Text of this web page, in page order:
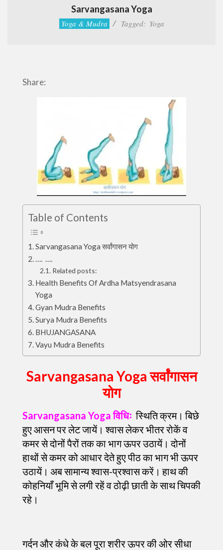
Sarvangasana Yoga
Yoga & Mudra Tagged: Yoga
Share:
Table of Contents
Sarvangasana Yoga सर्वांगासन योग
…. ….
Related posts:
Health Benefits Of Ardha Matsyendrasana
Yoga
Gyan Mudra Benefits
Surya Mudra Benefits
BHUJANGASANA
Vayu Mudra Benefits
Sarvangasana Yoga सर्वांगासन
योग
Sarvangasana Yoga विधिः स्थिति क्रम। बिछे
हुए आसन पर लेट जायें। श्वास लेकर भीतर रोकें व
कमर से दोनों पैरों तक का भाग ऊपर उठायें। दोनों
हाथों से कमर को आधार देते हुए पीठ का भाग भी ऊपर
उठायें। अब सामान्य श्वास-प्रश्वास करें। हाथ की
कोहनियाँ भूमि से लगी रहें व ठोढ़ी छाती के साथ चिपकी
रहे।
गर्दन और कंधे के बल पूरा शरीर ऊपर की ओर सीधा